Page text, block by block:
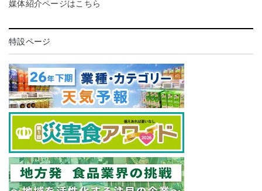
媒体紹介ページはこちら
特設ページ